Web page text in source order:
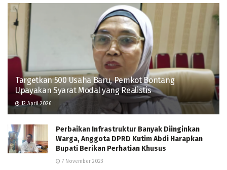
Targetkan 500 Usaha Baru, Pemkot Bontang
Upayakan Syarat Modal yang Realistis
12 April 2026
Perbaikan Infrastruktur Banyak Diinginkan
Warga, Anggota DPRD Kutim Abdi Harapkan
Bupati Berikan Perhatian Khusus
7 November 2023